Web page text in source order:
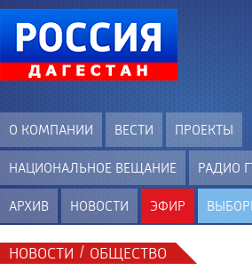
О КОМПАНИИ ВЕСТИ ПРОЕКТЫ
НАЦИОНАЛЬНОЕ ВЕЩАНИЕ РАДИО
АРХИВ НОВОСТИ ЭФИР
НОВОСТИ / ОБЩЕСТВО